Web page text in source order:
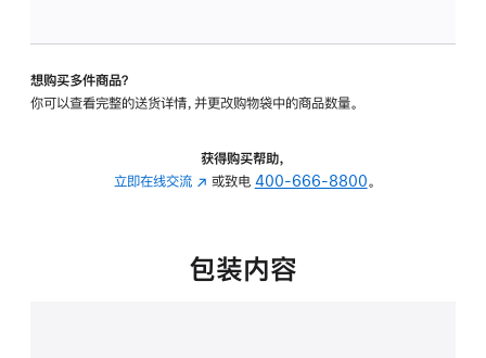
转
的
想购买多件商品？
你可以查看完整的送货详情，并更改购物袋中的商品数量。
获得购买帮助，
立即在线交流 (在
中
或致电 400-666-8800。
包装内容